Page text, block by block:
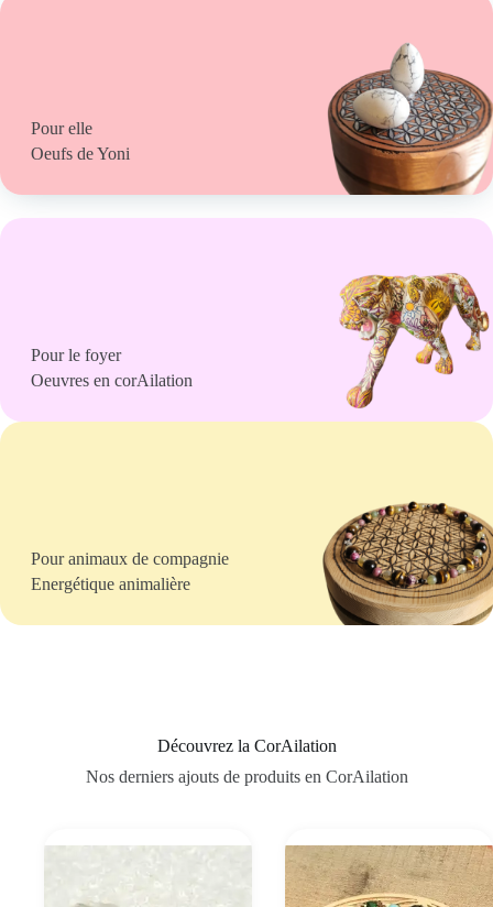
Pour elle
Oeufs de Yoni
Pour le foyer
Oeuvres en corAilation
Pour animaux de compagnie
Energétique animalière
Découvrez la CorAilation
Nos derniers ajouts de produits en CorAilation